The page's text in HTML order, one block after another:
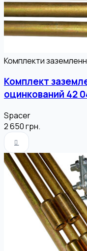
Комплекти
Комплект
оцинкований 42
Spacer
2 650грн.